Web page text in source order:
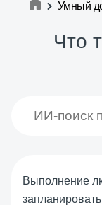
Умный
Что
Выполнение